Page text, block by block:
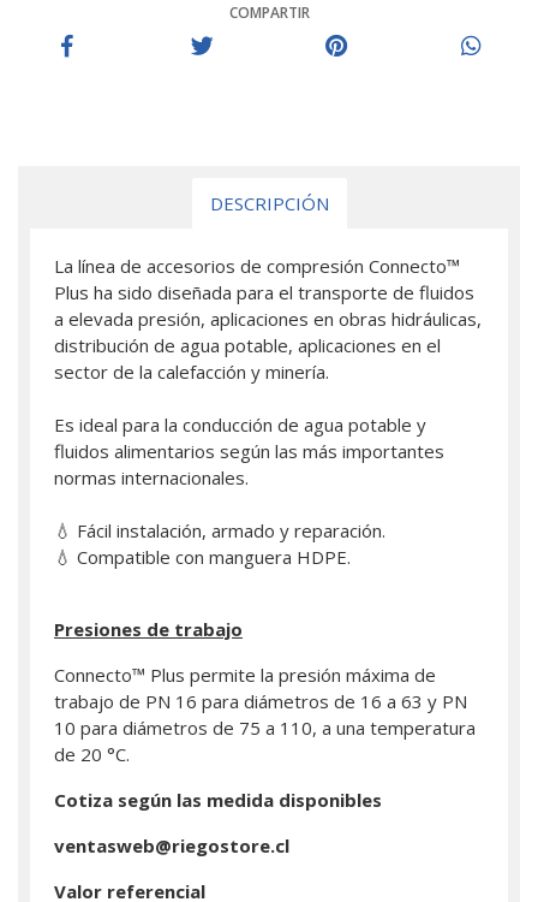
COMPARTIR
DESCRIPCIÓN
La línea de accesorios de compresión Connecto™
Plus ha sido diseñada para el transporte de fluidos
a elevada presión, aplicaciones en obras hidráulicas,
distribución de agua potable, aplicaciones en el
sector de la calefacción y minería.
Es ideal para la conducción de agua potable y
fluidos alimentarios según las más importantes
normas internacionales.
💧 Fácil instalación, armado y reparación.
💧 Compatible con manguera HDPE.
Presiones de trabajo
Connecto™ Plus permite la presión máxima de
trabajo de PN 16 para diámetros de 16 a 63 y PN
10 para diámetros de 75 a 110, a una temperatura
de 20 °C.
Cotiza según las medida disponibles
ventasweb@riegostore.cl
Valor referencial